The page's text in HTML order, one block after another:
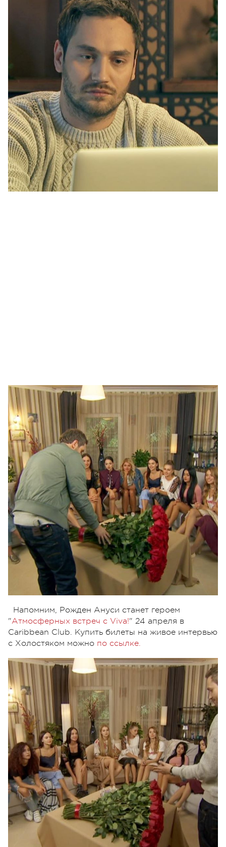
Напомним, Рожден Ануси станет героем
"Атмосферных встреч с Viva!" 24 апреля в
Caribbean Club. Купить билеты на живое интервью
с Холостяком можно по ссылке.